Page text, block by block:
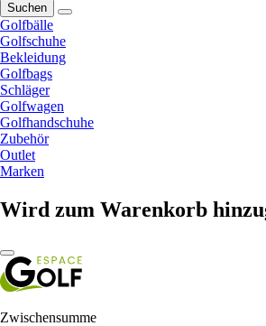
Suchen
Golfbälle
Golfschuhe
Bekleidung
Golfbags
Schläger
Golfwagen
Golfhandschuhe
Zubehör
Outlet
Marken
Wird zum Warenkorb
Zwischensumme